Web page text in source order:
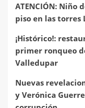
ATENCIÓN: Niño
piso en las torres
¡Histórico!:
primer ronqueo
Valledupar
Nuevas
y Verónica